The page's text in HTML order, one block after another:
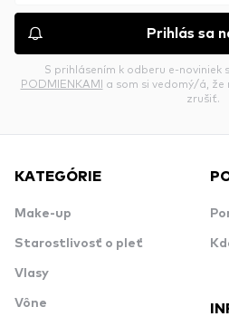
Prihlás sa
S prihlásením k odberu e-noviniek
PODMIENKAMI a som si vedomý/á, že
zrušiť.
KATEGÓRIE
Make-up
Starostlivosť o pleť
Vlasy
Vône